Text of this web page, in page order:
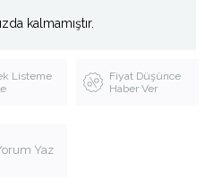
kalmamıştır.
Listeme
Fiyat Düşünce
Haber Ver
Yaz